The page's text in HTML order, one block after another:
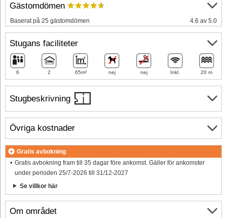
Stugbeskrivning
Om området
Gästomdömen
Baserat på 25 gästomdömen 4.6 av 5.0
Stugans faciliteter
6 2 65m² nej nej Inkl. 20 m
Övriga kostnader
Gratis avbokning
Gratis avbokning fram till 35 dagar före ankomst. Gäller för ankomster
under perioden 25/7-2026 till 31/12-2027
Se villkor här